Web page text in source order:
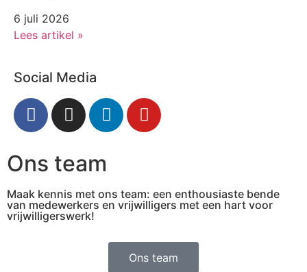
6 juli 2026
Lees artikel »
Social Media
Ons team
Maak kennis met ons team: een enthousiaste bende
van medewerkers en vrijwilligers met een hart voor
vrijwilligerswerk!
Ons team